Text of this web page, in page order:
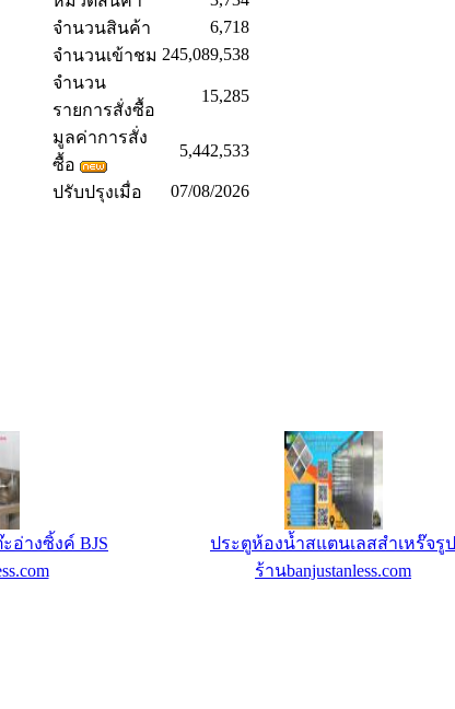
จำนวนสินค้า
6,718
จำนวนเข้าชม 245,089,538
จำนวน
รายการสั่งซื้อ
15,285
มูลค่าการสั่ง
ซื้อ
5,442,533
ปรับปรุงเมื่อ 07/08/2026
อ่างซิ้งค์ BJS
ประตูห้องน้ำสแตนเลสสำเหร๊จรูป
ร้านbanjustanless.com